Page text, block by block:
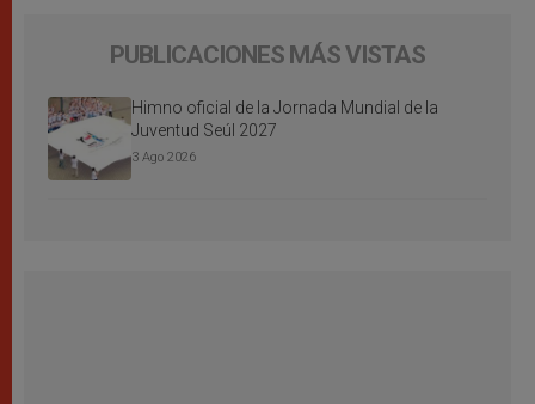
PUBLICACIONES MÁS VISTAS
Himno oficial de la Jornada Mundial de la
Juventud Seúl 2027
3 Ago 2026